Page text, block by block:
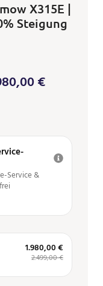
X315E |
Steigung
€
Service &
1.980,00 €
2.499,00 €